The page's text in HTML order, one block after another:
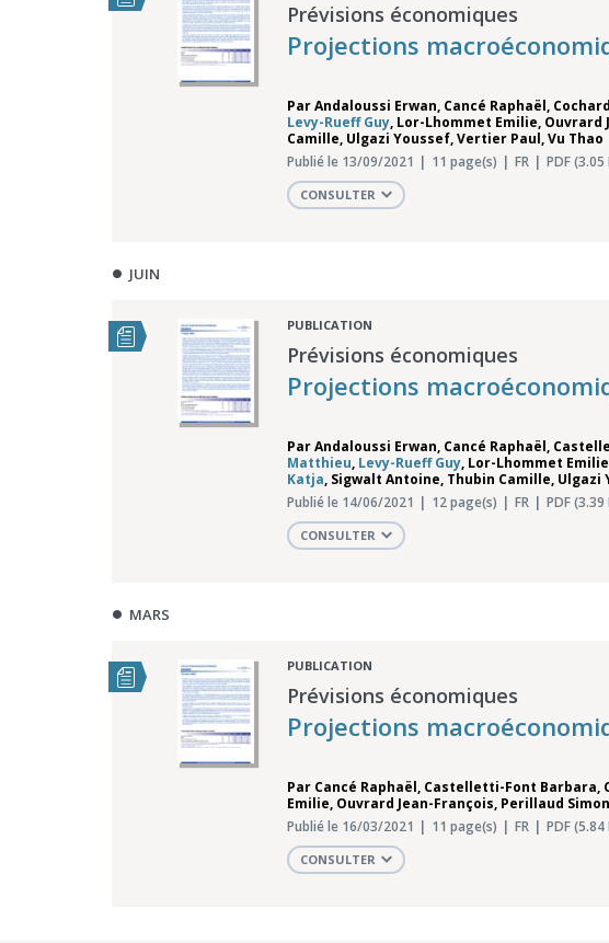
Prévisions économiques
Projections
ParAndaloussi Erwan, Cancé Raphaël,
Levy-Rueff Guy, Lor-Lhommet Emilie, Ouvrard
Camille, Ulgazi Youssef,Vertier Paul,Vu Thao
Publié le 13/09/2021
11 page(s) FR PDF (3.05
CONSULTER
JUIN
PUBLICATION
Prévisions économiques
Projections
ParAndaloussi Erwan, Cancé Raphaël,
Matthieu, Levy-Rueff Guy, Lor-Lhommet Emilie
Katja, Sigwalt Antoine, Thubin Camille, Ulgazi
Publié le 14/06/2021
12 page(s) FR PDF (3.39
CONSULTER
MARS
PUBLICATION
Prévisions économiques
Projections
Par Cancé Raphaël, Castelletti-Font Barbara,
Emilie, Ouvrard Jean-François, Perillaud Simon
Publié le 16/03/2021
11 page(s) FR PDF (5.84
CONSULTER